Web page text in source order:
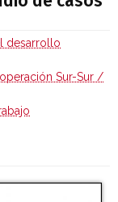
desarrollo
Sur-Sur /